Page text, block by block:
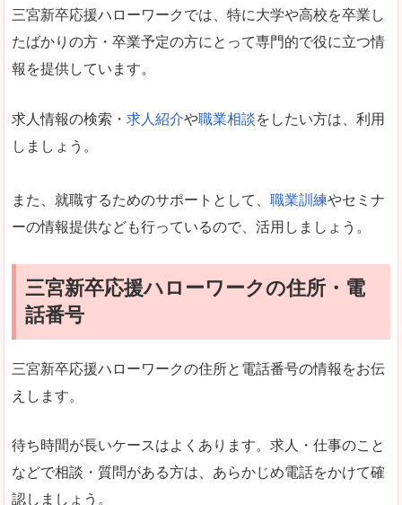
三宮新卒応援ハローワークでは、特に大学や高校を卒業し
たばかりの方・卒業予定の方にとって専門的で役に立つ情
報を提供しています。
求人情報の検索・ 求人紹介や職業相談をしたい方は、利用
しましょう。
また、就職するためのサポートとして、 職業訓練やセミナ
ーの情報提供なども行っているので、活用しましょう。
三宮新卒応援ハローワークの住所・電
話番号
三宮新卒応援ハローワークの住所と電話番号の情報をお伝
えします。
待ち時間が長いケースはよくあります。求人・仕事のこと
などで相談・質問がある方は、あらかじめ電話をかけて確
認しましょう。